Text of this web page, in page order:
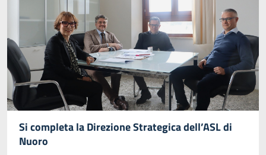
Si completa la Direzione Strategica dell’ASL di
Nuoro